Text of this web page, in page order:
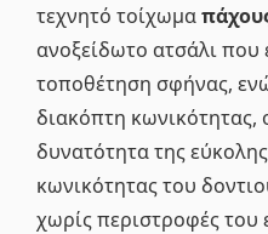
τεχνητό τοίχωμα
ανοξείδωτο ατσάλι που
τοποθέτηση σφήνας, ενώ
διακόπτη κωνικότητας,
δυνατότητα της
κωνικότητας του
χωρίς περιστροφές του